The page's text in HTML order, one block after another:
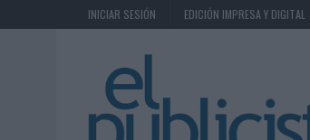
INICIAR SESIÓN EDICIÓN IMPRESA Y DIGITAL